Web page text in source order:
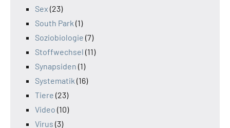
Sex (23)
South Park (1)
Soziobiologie (7)
Stoffwechsel (11)
Synapsiden (1)
Systematik (16)
Tiere (23)
Video (10)
Virus (3)